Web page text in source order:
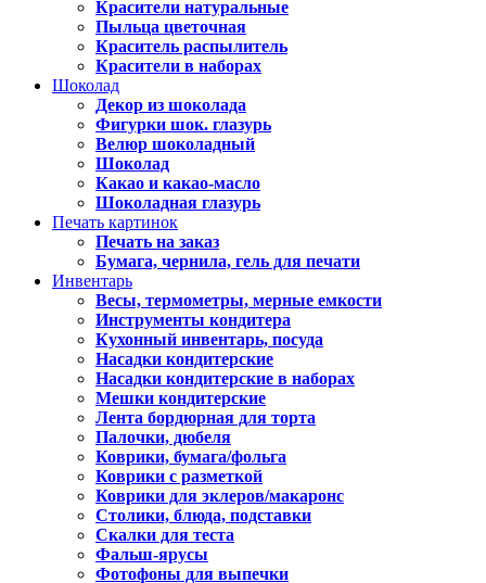
Красители натуральные
Пыльца цветочная
Краситель распылитель
Красители в наборах
Шоколад
Декор из шоколада
Фигурки шок. глазурь
Велюр шоколадный
Шоколад
Какао и какао-масло
Шоколадная глазурь
Печать картинок
Печать на заказ
Бумага, чернила, гель для печати
Инвентарь
Весы, термометры, мерные емкости
Инструменты кондитера
Кухонный инвентарь, посуда
Насадки кондитерские
Насадки кондитерские в наборах
Мешки кондитерские
Лента бордюрная для торта
Палочки, дюбеля
Коврики, бумага/фольга
Коврики с разметкой
Коврики для эклеров/макаронс
Столики, блюда, подставки
Скалки для теста
Фальш-ярусы
Фотофоны для выпечки